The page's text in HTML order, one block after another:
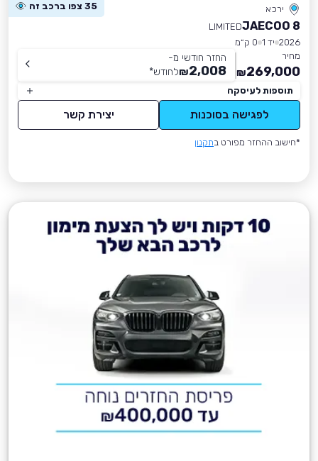
ירכא 35 צפו ברכב זה
JAECOO 8
LIMITED
2026 יד 1
0 ק״מ
מחיר
269,000
₪
החזר חודשי מ-
2,008
₪לחודש*
תוספות לעיסקה
לפגישה בסוכנות יצירת קשר
*חישוב ההחזר מפורט בתקנון